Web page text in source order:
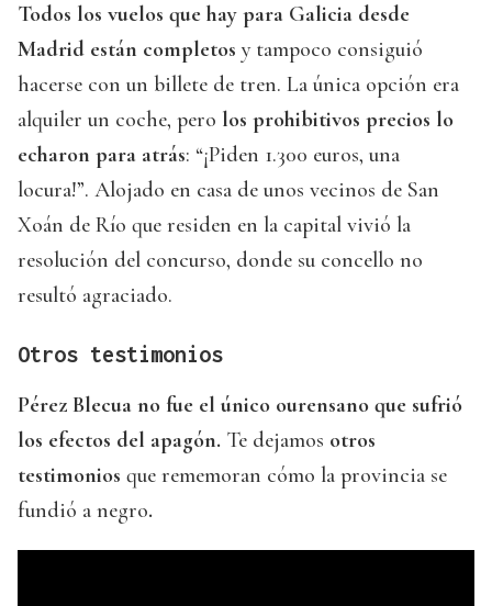
Todos los vuelos que hay para Galicia desde
Madrid están completos y tampoco consiguió
hacerse con un billete de tren. La única opción era
alquiler un coche, pero los prohibitivos precios lo
echaron para atrás: “¡Piden 1.300 euros, una
locura!”. Alojado en casa de unos vecinos de San
Xoán de Río que residen en la capital vivió la
resolución del concurso, donde su concello no
resultó agraciado.
Otros testimonios
Pérez Blecua no fue el único ourensano que sufrió
los efectos del apagón. Te dejamos otros
testimonios que rememoran cómo la provincia se
fundió a negro.